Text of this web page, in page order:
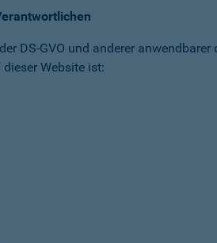
DS-GVO und anderer
Website ist: